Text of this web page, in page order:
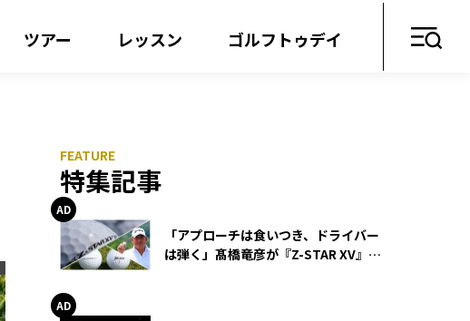
ツアー レッスン ゴルフトゥデイ
特集記事
「アプローチは食いつき、ドライバー
は弾く」髙橋竜彦が『Z-STAR XV』を